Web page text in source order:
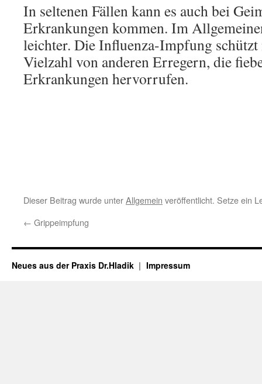
In seltenen Fällen kann es auch bei
Erkrankungen kommen. Im
leichter. Die Influenza-Impfung schützt
Vielzahl von anderen Erregern, die
Erkrankungen hervorrufen.
Dieser Beitrag wurde unterAllgemein veröffentlicht. Setze ein
← Grippeimpfung
Neues aus der Praxis Dr.Hladik Impressum